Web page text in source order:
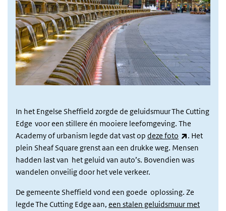
In het Engelse Sheffield zorgde de geluidsmuur The Cutting
Edge voor een stillere én mooiere leefomgeving. The
Academy of urbanism legde dat vast op deze foto (externe
. Het
plein Sheaf Square grenst aan een drukke weg. Mensen
hadden last van het geluid van auto’s. Bovendien was
wandelen onveilig door het vele verkeer.
De gemeente Sheffield vond een goede oplossing. Ze
legde The Cutting Edge aan, een stalen geluidsmuur met